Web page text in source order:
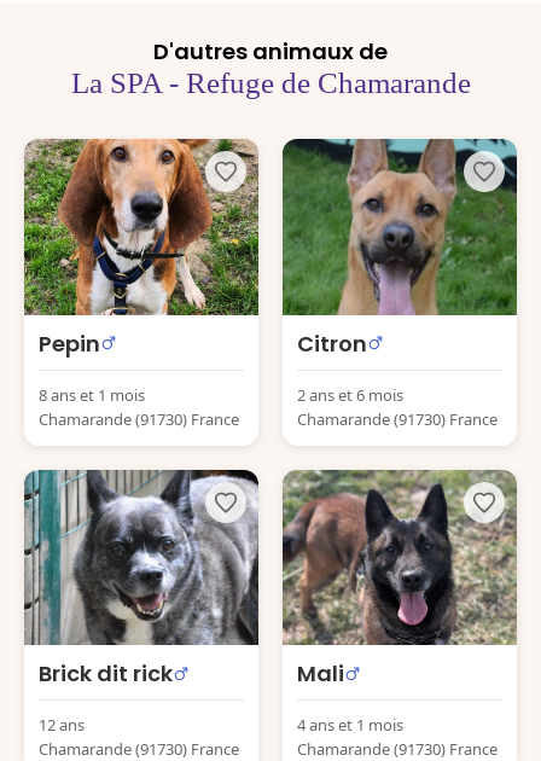
D'autres animaux de
La SPA - Refuge de Chamarande
Pepin
8 ans et 1 mois
Chamarande (91730) France
Citron
2 ans et 6 mois
Chamarande (91730) France
Brick dit rick
12 ans
Chamarande (91730) France
Mali
4 ans et 1 mois
Chamarande (91730) France